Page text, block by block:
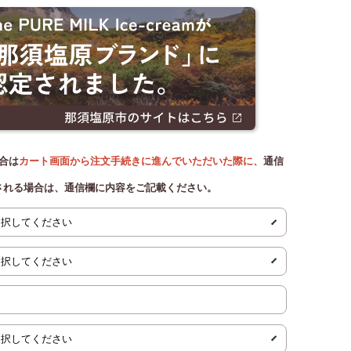
はカート画面から注文手続きに進んでいただいた際に、 通信
る場合は、通信欄に内容をご記載ください。